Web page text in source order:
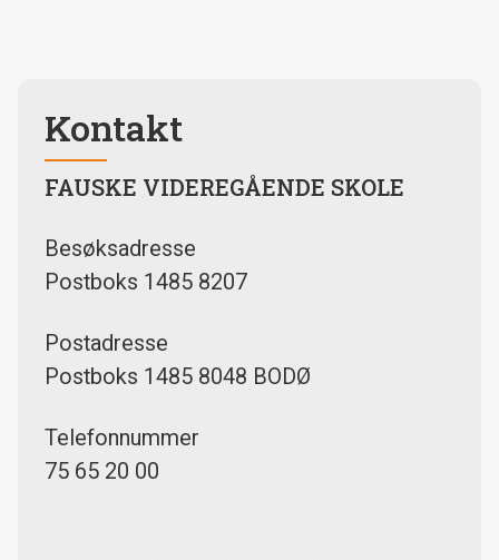
Kontakt
FAUSKE VIDEREGÅENDE SKOLE
Besøksadresse
Postboks 1485 8207
Postadresse
Postboks 1485 8048 BODØ
Telefonnummer
75 65 20 00